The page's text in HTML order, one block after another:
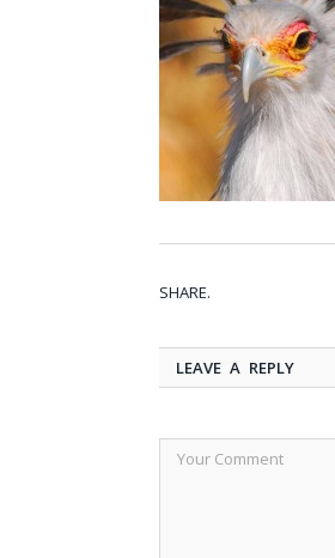
SHARE.
LEAVE A REPLY